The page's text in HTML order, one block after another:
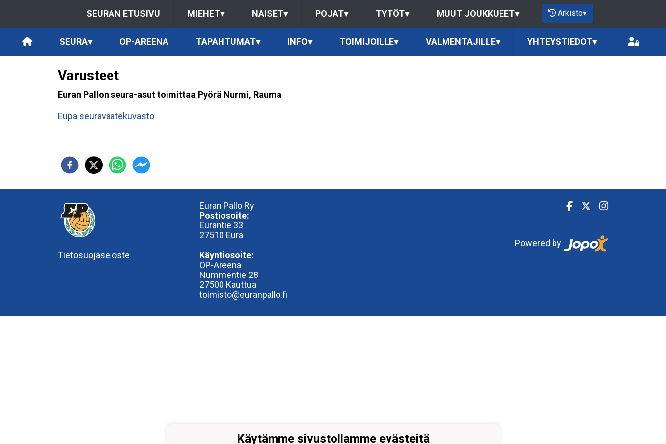
SEURAN ETUSIVU MIEHET▾ NAISET▾ POJAT▾ TYTÖT▾ MUUT JOUKKUEET▾ Arkisto▾
SEURA▾ OP-AREENA TAPAHTUMAT▾ INFO▾ TOIMIJOILLE▾ VALMENTAJILLE▾ YHTEYSTIEDOT▾
Varusteet
Euran Pallon seura-asut toimittaa Pyörä Nurmi, Rauma
Eupa seuravaatekuvasto
Tietosuojaseloste
Euran Pallo Ry
Postiosoite:
Eurantie 33
27510 Eura
Käyntiosoite:
OP-Areena
Nummentie 28
27500 Kauttua
toimisto@euranpallo.fi
Powered by
Käytämme sivustollamme evästeitä